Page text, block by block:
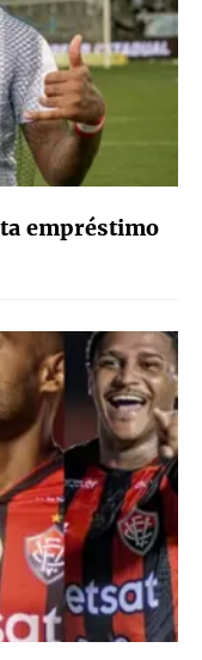
empréstimo